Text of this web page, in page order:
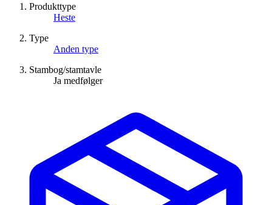
Produkttype
Heste
Type
Anden type
Stambog/stamtavle
Ja medfølger